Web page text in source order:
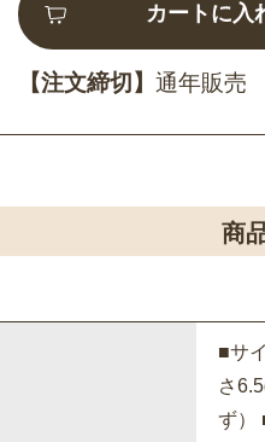
カートに入
【注文締切】 通年販売
商
■サ
さ
ず）